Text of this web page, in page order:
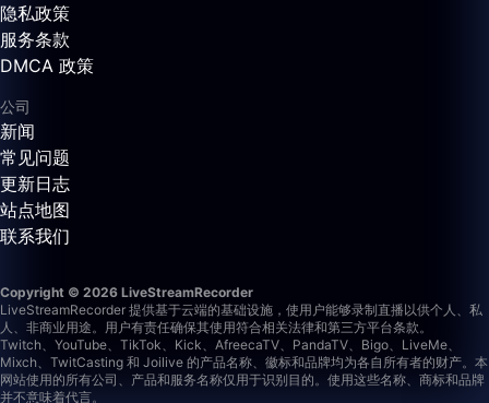
隐私政策
服务条款
DMCA 政策
公司
新闻
常见问题
更新日志
站点地图
联系我们
Copyright © 2026 LiveStreamRecorder
LiveStreamRecorder 提供基于云端的基础设施，使用户能够录制直播以供个人、私
人、非商业用途。用户有责任确保其使用符合相关法律和第三方平台条款。
Twitch、YouTube、TikTok、Kick、AfreecaTV、PandaTV、Bigo、LiveMe、
Mixch、TwitCasting 和 Joilive 的产品名称、徽标和品牌均为各自所有者的财产。本
网站使用的所有公司、产品和服务名称仅用于识别目的。使用这些名称、商标和品牌
并不意味着代言。